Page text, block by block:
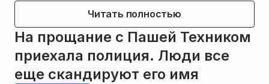
Читать полностью
На прощание с Пашей Техником
приехала полиция. Люди все
еще скандируют его имя